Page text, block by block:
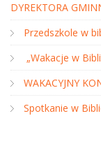
DYREKTORA
Przedszkole w
„Wakacje w
WAKACYJNY
Spotkanie w